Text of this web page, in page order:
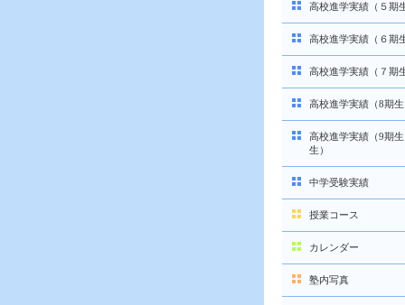
高校進学実績（５期
高校進学実績（６期
高校進学実績（７期
高校進学実績（8期生
高校進学実績（9期
生）
中学受験実績
授業コース
カレンダー
塾内写真